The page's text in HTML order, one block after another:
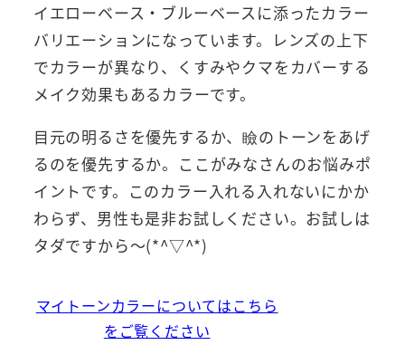
イエローベース・ブルーベースに添ったカラー
バリエーションになっています。レンズの上下
でカラーが異なり、くすみやクマをカバーする
メイク効果もあるカラーです。
目元の明るさを優先するか、瞼のトーンをあげ
るのを優先するか。ここがみなさんのお悩みポ
イントです。このカラー入れる入れないにかか
わらず、男性も是非お試しください。お試しは
タダですから～(*^▽^*)
マイトーンカラーについてはこちら
をご覧ください